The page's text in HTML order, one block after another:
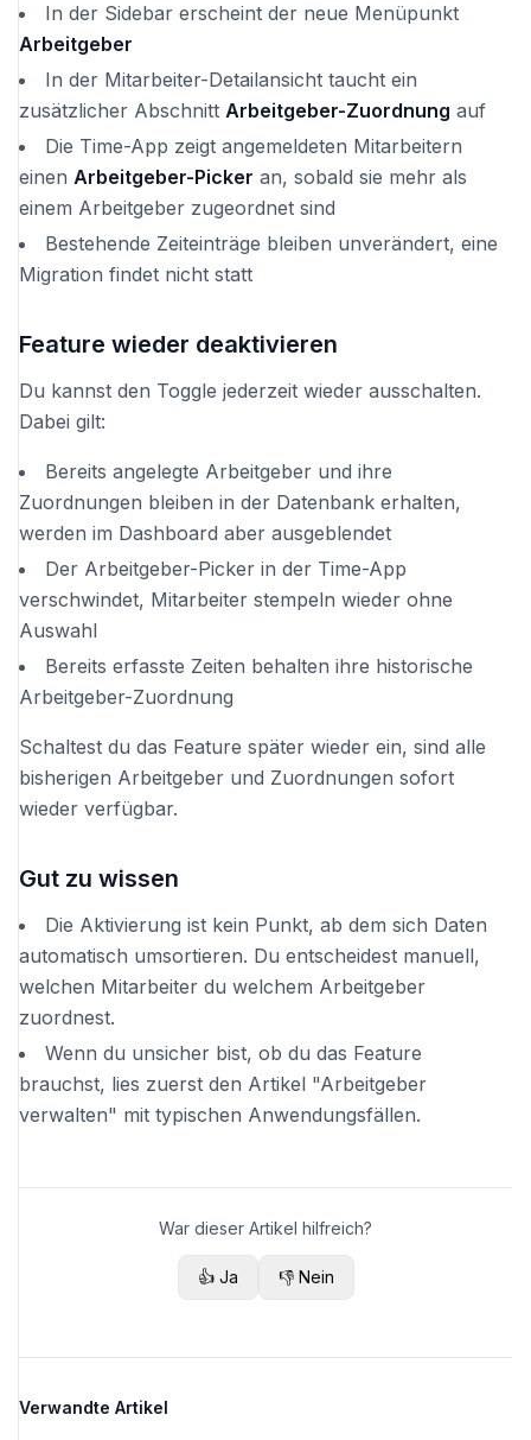
In der Sidebar erscheint der neue Menüpunkt
Arbeitgeber
In der Mitarbeiter-Detailansicht taucht ein
zusätzlicher Abschnitt Arbeitgeber-Zuordnung auf
Die Time-App zeigt angemeldeten Mitarbeitern
einen Arbeitgeber-Picker an, sobald sie mehr als
einem Arbeitgeber zugeordnet sind
Bestehende Zeiteinträge bleiben unverändert, eine
Migration findet nicht statt
Feature wieder deaktivieren
Du kannst den Toggle jederzeit wieder ausschalten.
Dabei gilt:
Bereits angelegte Arbeitgeber und ihre
Zuordnungen bleiben in der Datenbank erhalten,
werden im Dashboard aber ausgeblendet
Der Arbeitgeber-Picker in der Time-App
verschwindet, Mitarbeiter stempeln wieder ohne
Auswahl
Bereits erfasste Zeiten behalten ihre historische
Arbeitgeber-Zuordnung
Schaltest du das Feature später wieder ein, sind alle
bisherigen Arbeitgeber und Zuordnungen sofort
wieder verfügbar.
Gut zu wissen
Die Aktivierung ist kein Punkt, ab dem sich Daten
automatisch umsortieren. Du entscheidest manuell,
welchen Mitarbeiter du welchem Arbeitgeber
zuordnest.
Wenn du unsicher bist, ob du das Feature
brauchst, lies zuerst den Artikel "Arbeitgeber
verwalten" mit typischen Anwendungsfällen.
War dieser Artikel hilfreich?
👍 Ja 👎 Nein
Verwandte Artikel